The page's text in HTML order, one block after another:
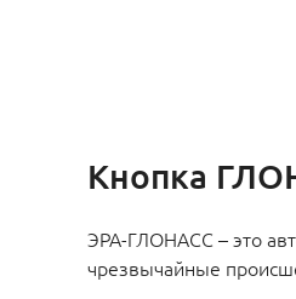
Кнопка
ЭРА-ГЛОНАСС – это
чрезвычайные